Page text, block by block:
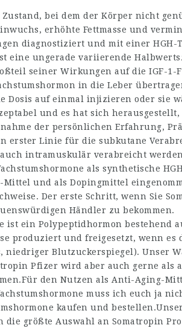
bei dem der Körper nicht
erhöhte Fettmasse und
diagnostiziert und mit einer HGH-
eine ungerade variierende
seiner Wirkungen auf die IGF-
in die Leber
Dosis auf einmal injizieren oder sie
und es hat sich
der persönlichen Erfahrung,
erster Linie für die subkutane
intramuskulär verabreicht
als synthetische
und als Dopingmittel
Der erste Schritt, wenn Sie
Händler zu bekommen.
ist ein Polypeptidhormon bestehend
produziert und freigesetzt, wenn es
niedriger Blutzuckerspiegel). Unser
Pfizer wird aber auch gerne
den Nutzen als Anti-Aging-
muss ich euch ja
kaufen und
größte Auswahl an Somatropin